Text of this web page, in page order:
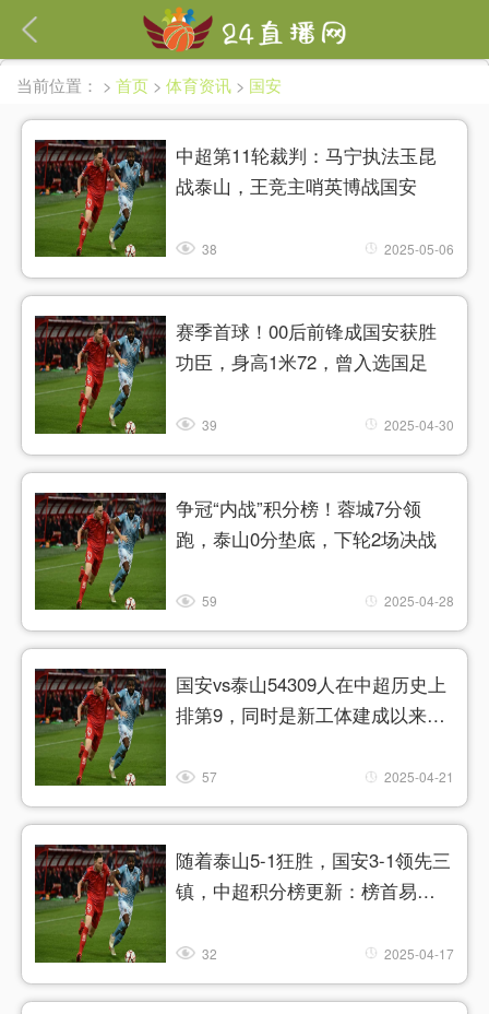
繁體
当前位置： > 首页 > 体育资讯 > 国安
中超第11轮裁判：马宁执法玉昆
战泰山，王竞主哨英博战国安
38 2025-05-06
赛季首球！00后前锋成国安获胜
功臣，身高1米72，曾入选国足
39 2025-04-30
争冠“内战”积分榜！蓉城7分领
跑，泰山0分垫底，下轮2场决战
59 2025-04-28
国安vs泰山54309人在中超历史上
排第9，同时是新工体建成以来最
57 2025-04-21
随着泰山5-1狂胜，国安3-1领先三
镇，中超积分榜更新：榜首易
32 2025-04-17